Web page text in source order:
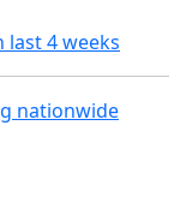
last 4 weeks
nationwide